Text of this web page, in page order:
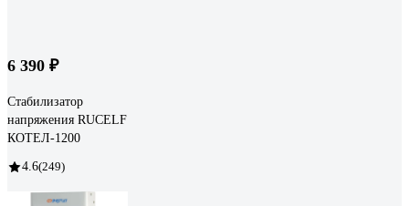
6 390 ₽
Стабилизатор
напряжения RUCELF
КОТЕЛ-1200
4.6(249)